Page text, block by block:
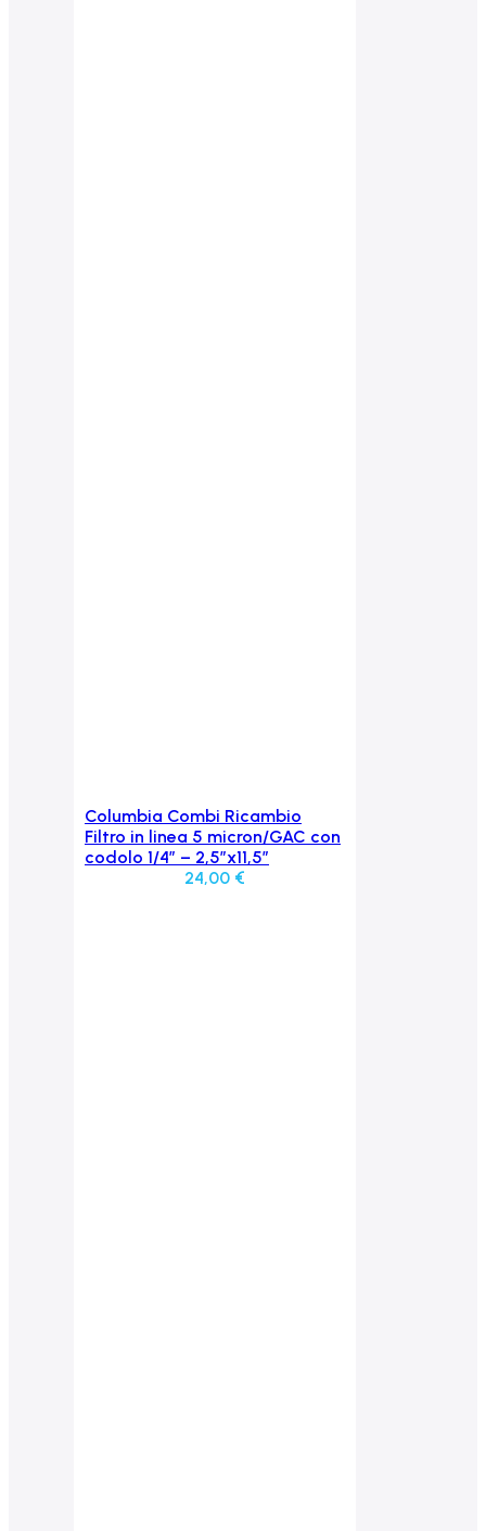
Aggiungi al carrello
Columbia Combi Ricambio
Filtro in linea 5 micron/GAC con
codolo 1/4″ – 2,5″x11,5″
24,00 €